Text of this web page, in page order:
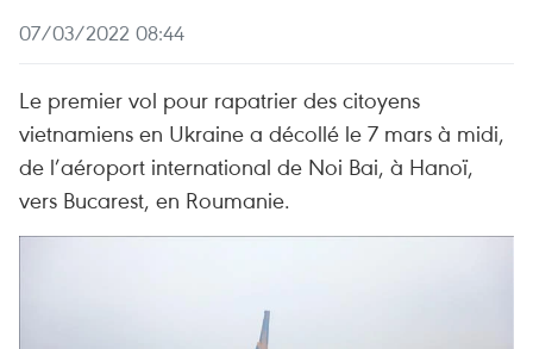
07/03/2022 08:44
Le premier vol pour rapatrier des citoyens
vietnamiens en Ukraine a décollé le 7 mars à midi,
de l’aéroport international de Noi Bai, à Hanoï,
vers Bucarest, en Roumanie.